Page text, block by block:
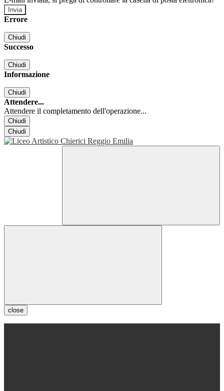
Errore
Chiudi
Successo
Chiudi
Informazione
Chiudi
Attendere...
Attendere il completamento dell'operazione...
Chiudi
Chiudi
close